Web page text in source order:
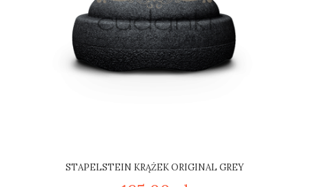
STAPELSTEIN KRĄŻEK ORIGINAL GREY